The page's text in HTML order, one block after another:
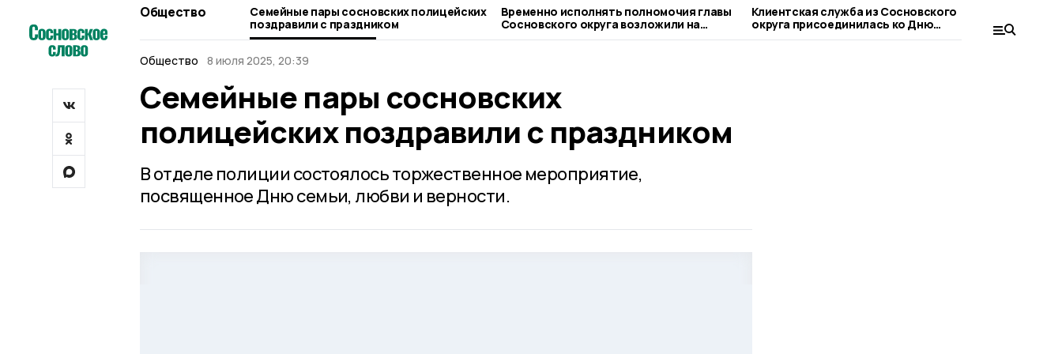
Общество
Семейные пары сосновских полицейских
поздравили с праздником
Временно исполнять полномочия главы
Сосновского округа возложили на
Сергея Попова
Клиентская служба из Сосновского
округа присоединилась ко Дню
благотворительного труда
при
людьми
Общество
8 июля 2025, 20:39
Семейные пары сосновских
полицейских поздравили с праздником
В отделе полиции состоялось торжественное мероприятие,
посвященное Дню семьи, любви и верности.